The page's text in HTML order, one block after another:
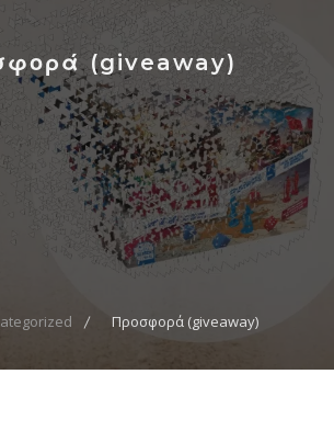
(giveaway)
Προσφορά (giveaway)